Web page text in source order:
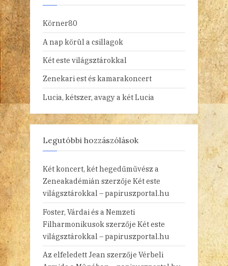
Körner80
A nap körül a csillagok
Két este világsztárokkal
Zenekari est és kamarakoncert
Lucia, kétszer, avagy a két Lucia
Legutóbbi hozzászólások
Két koncert, két hegedűművész a
Zeneakadémián szerzője Két este
világsztárokkal – papiruszportal.hu
Foster, Várdai és a Nemzeti
Filharmonikusokszerzője Két este
világsztárokkal – papiruszportal.hu
Az elfeledett Jean szerzője Vérbeli